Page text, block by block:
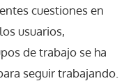
cuestiones en
usuarios,
de trabajo se ha
seguir trabajando.